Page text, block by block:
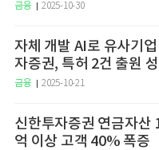
금융 2025-10-30
자체 개발 AI로 유사기
자증권, 특허 2건 출원
금융 2025-10-21
신한투자증권 연금자산
억 이상 고객 40% 폭증